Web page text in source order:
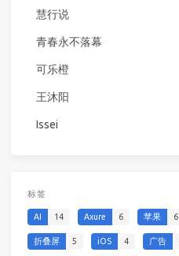
慧行说
青春永不落幕
可乐橙
王沐阳
Issei
标签
AI 14 Axure 6 苹果 6
折叠屏 5 iOS 4 广告